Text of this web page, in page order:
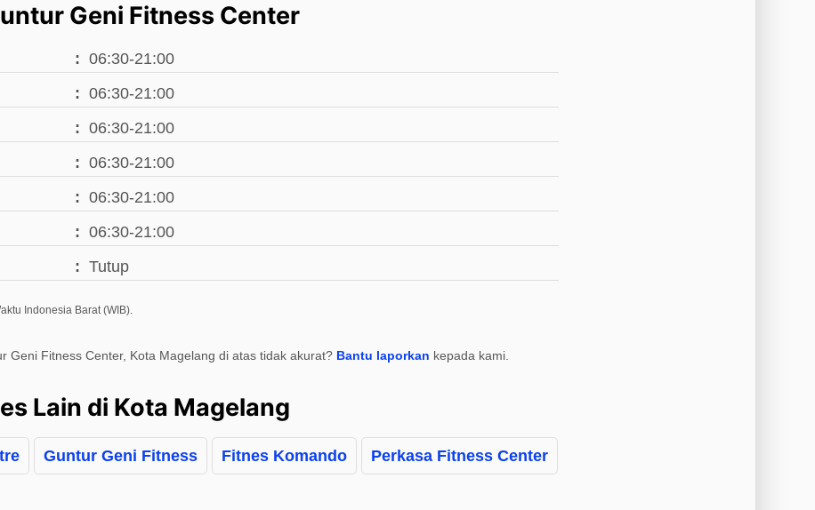
Geni Fitness Center
06:30-21:00
06:30-21:00
06:30-21:00
06:30-21:00
06:30-21:00
06:30-21:00
Tutup
Indonesia Barat (WIB).
Geni Fitness Center, Kota Magelang di atas tidak akurat? Bantu laporkan kepada kami.
Lain di Kota Magelang
Guntur Geni Fitness Fitnes Komando Perkasa Fitness Center